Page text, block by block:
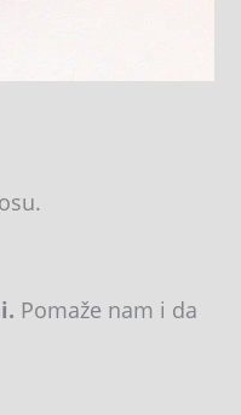
Pomaže nam i da